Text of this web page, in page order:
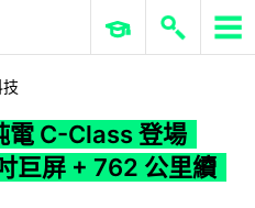
ERP 與商業 AI
C-Class 登場
巨屏 + 762 公里續